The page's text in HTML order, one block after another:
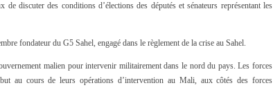
de discuter des conditions d’élections des députés et sénateurs représentant les
fondateur du G5 Sahel, engagé dans le règlement de la crise au Sahel.
malien pour intervenir militairement dans le nord du pays. Les forces
au cours de leurs opérations d’intervention au Mali, aux côtés des forces